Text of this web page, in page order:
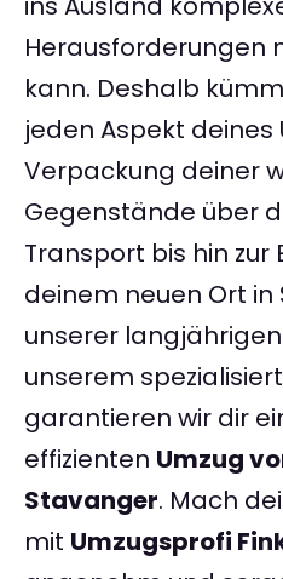
Herausforderungen
kann. Deshalb
jeden Aspekt deines
Verpackung deiner
Gegenstände über
Transport bis hin zur
deinem neuen Ort in
unserer
unserem
garantieren wir dir
effizienten Umzug
Stavanger. Mach
mit Umzugsprofi